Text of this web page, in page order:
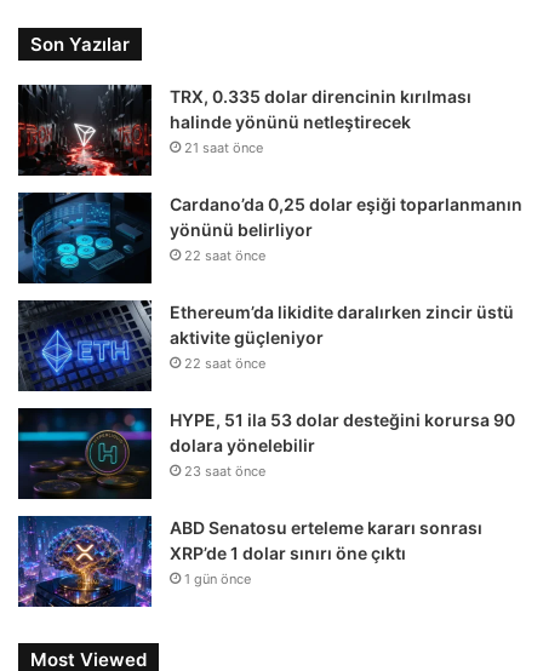
Son Yazılar
TRX, 0.335 dolar direncinin kırılması
halinde yönünü netleştirecek
21 saat önce
Cardano’da 0,25 dolar eşiği toparlanmanın
yönünü belirliyor
22 saat önce
Ethereum’da likidite daralırken zincir üstü
aktivite güçleniyor
22 saat önce
HYPE, 51 ila 53 dolar desteğini korursa 90
dolara yönelebilir
23 saat önce
ABD Senatosu erteleme kararı sonrası
XRP’de 1 dolar sınırı öne çıktı
1 gün önce
Most Viewed